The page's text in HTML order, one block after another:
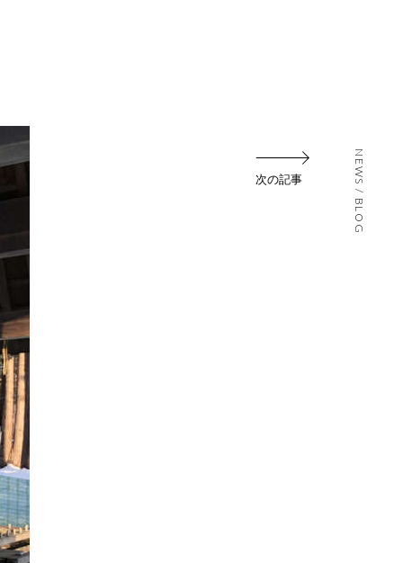
NEWS / BLOG
次の記事